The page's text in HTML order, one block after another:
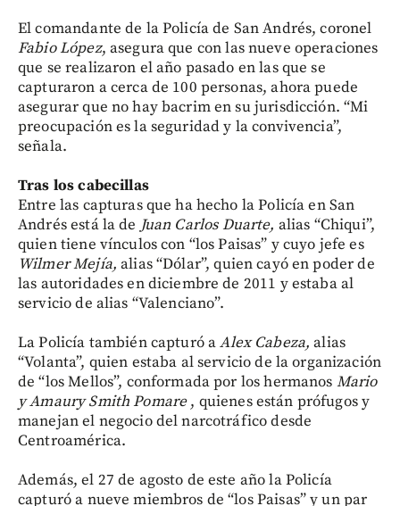
El comandante de la Policía de San Andrés, coronel
Fabio López, asegura que con las nueve operaciones
que se realizaron el año pasado en las que se
capturaron a cerca de 100 personas, ahora puede
asegurar que no hay bacrim en su jurisdicción. “Mi
preocupación es la seguridad y la convivencia”,
señala.
Tras los cabecillas
Entre las capturas que ha hecho la Policía en San
Andrés está la de Juan Carlos Duarte, alias “Chiqui”,
quien tiene vínculos con “los Paisas” y cuyo jefe es
Wilmer Mejía, alias “Dólar”, quien cayó en poder de
las autoridades en diciembre de 2011 y estaba al
servicio de alias “Valenciano”.
La Policía también capturó aAlex Cabeza, alias
“Volanta”, quien estaba al servicio de la organización
de “los Mellos”, conformada por los hermanos Mario
y Amaury Smith Pomare, quienes están prófugos y
manejan el negocio del narcotráfico desde
Centroamérica.
Además, el 27 de agosto de este año la Policía
capturó a nueve miembros de “los Paisas” y un par